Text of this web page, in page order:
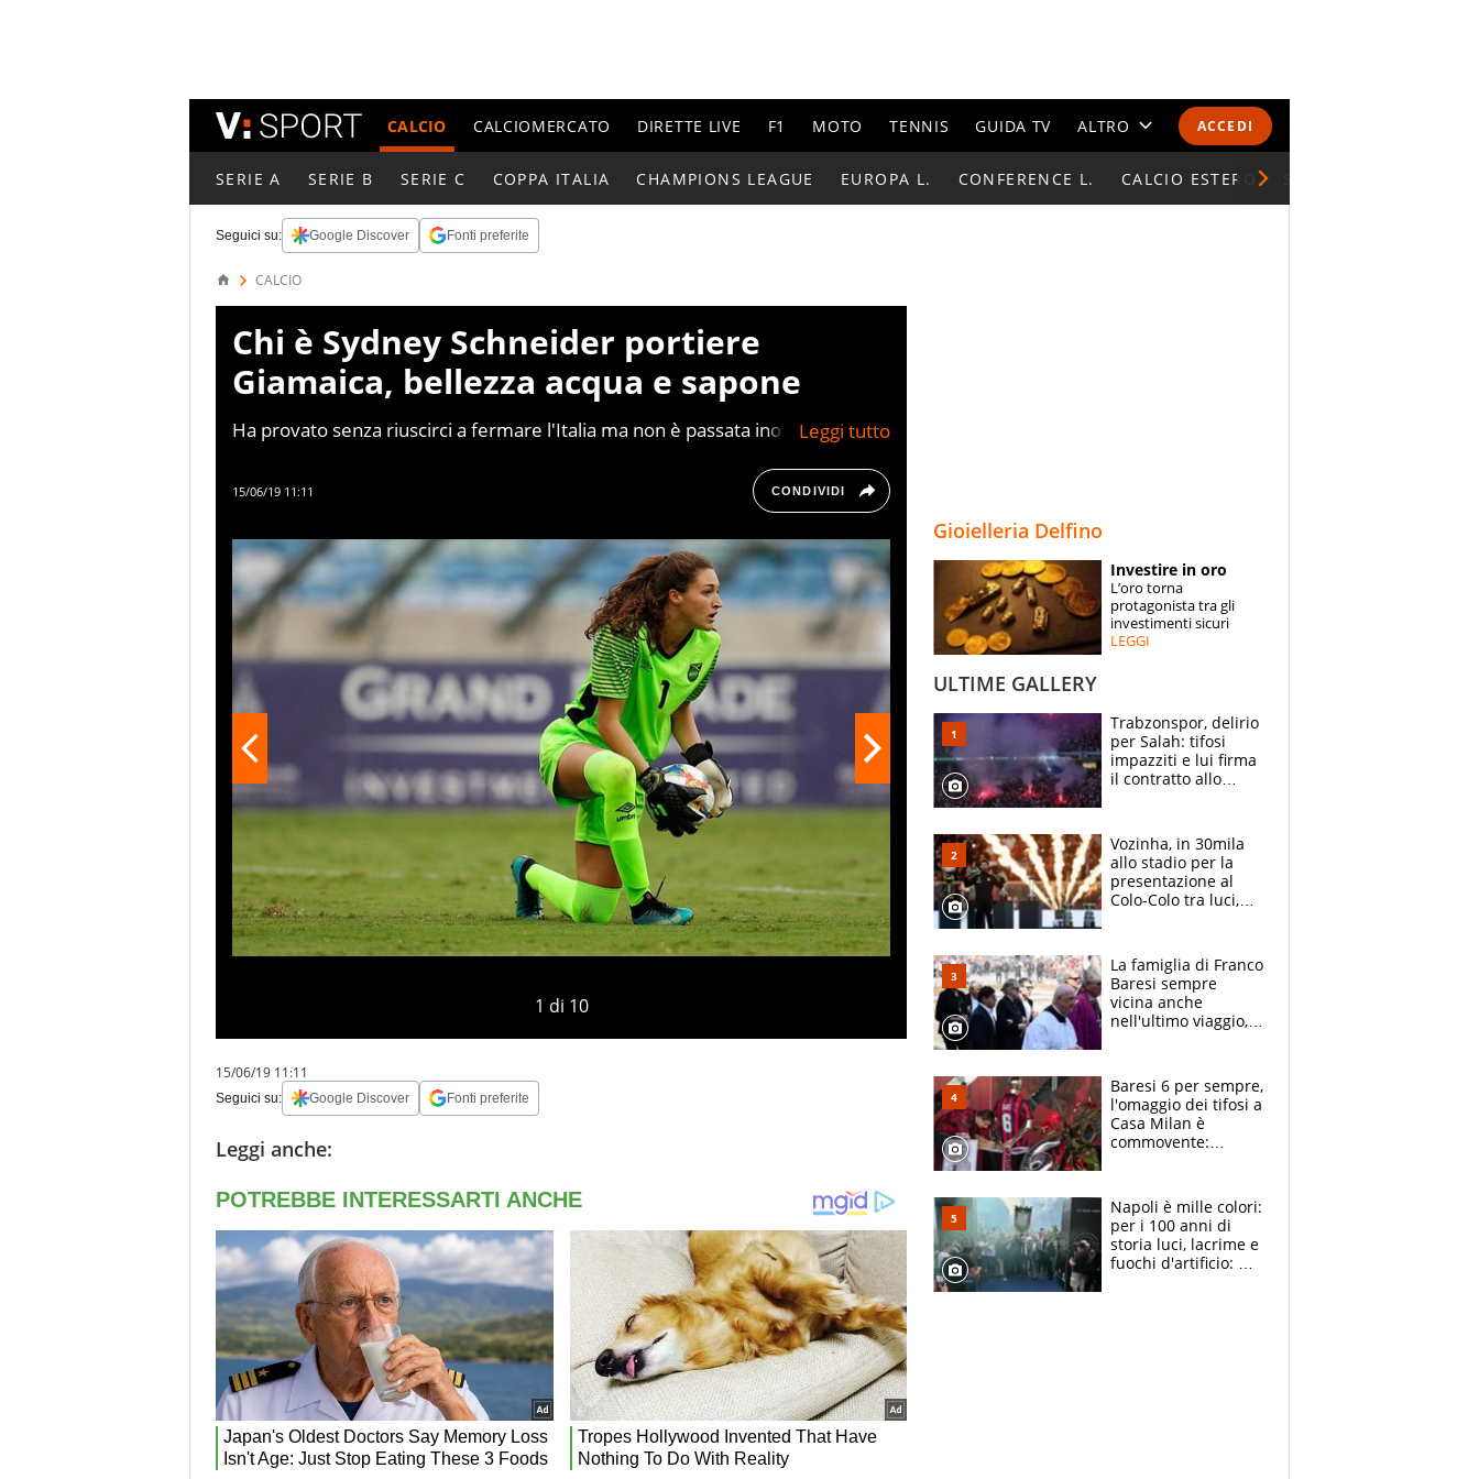
ACCEDI
CALCIO CALCIOMERCATO DIRETTE LIVE F1 MOTO TENNIS GUIDA TV ALTRO
CALENDARI E CLASSIFICHE
ESPERTI
CONTATTI
SERIE A SERIE B SERIE C COPPA ITALIA CHAMPIONS LEAGUE EUROPA L. CONFERENCE L. CALCIO ESTERO
Seguici su: Google Discover Fonti preferite
CALCIO
Chi è Sydney Schneider portiere
Giamaica, bellezza acqua e sapone
Ha provato senza riuscirci a fermare l'Italia ma non è passata inosservata la
15/06/19 11:11 CONDIVIDI
1 di 10
15/06/19 11:11
Seguici su: Google Discover Fonti preferite
Leggi anche:
Gioielleria Delfino
Investire in oro
L’oro torna
protagonista tra gli
investimenti sicuri
LEGGI
ULTIME GALLERY
Trabzonspor, delirio
per Salah: tifosi
impazziti e lui firma
il contratto allo
Vozinha, in 30mila
allo stadio per la
presentazione al
Colo-Colo tra luci,
La famiglia di Franco
Baresi sempre
vicina anche
nell'ultimo viaggio,
circondati
dall'affetto dei tifosi
Baresi 6 per sempre,
l'omaggio dei tifosi a
Casa Milan è
commovente:
bigliettini
Napoli è mille colori:
per i 100 anni di
storia luci, lacrime e
fuochi d'artificio: De